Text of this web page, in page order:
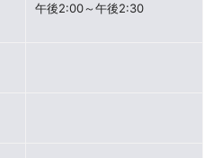
午後2:00～午後2:30